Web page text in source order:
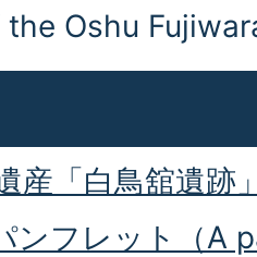
Oshu
産「白鳥舘遺跡
ンフレット（A